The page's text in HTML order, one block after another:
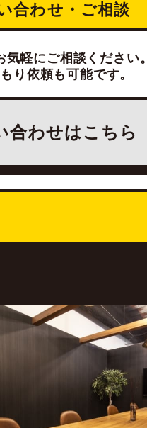
合わせ・ご相談
気軽にご相談ください。
り依頼も可能です。
合わせはこちら